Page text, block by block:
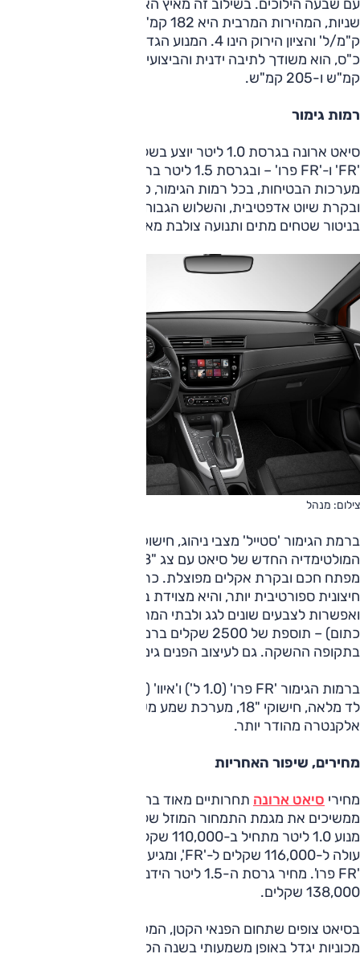
קמ"ש ו-205 קמ"ש.
רמות גימור
סיאט ארונה בגרסת 1.0 ליטר יוצע בשלוש רמות גימור – 'סטייל',
'FR' ו-'FR פרו' – ובגרסת 1.5 ליטר ברמת גימור אחת: 'איוו'.
מערכות הבטיחות, בכל רמות הגימור, כוללות בלימה אוטונומית
ובקרת שיוט אדפטיבית, והשלוש הגבוהות יותר מצוידות גם
בניטור שטחים מתים ותנועה צולבת מאחור.
צילום: מנהל
ואפשרות לצבעים שונים לגג ולבתי המראות (שחור, אפור או
כתום) – תוספת של 2500 שקלים ברמת הגימור 'סטייל'; חינם
בתקופה ההשקה. גם לעיצוב הפנים גימור אופנתי/ספורטיבי יותר.
לד מלאה, חישוקי "18, מערכת שמע משופרת של ביטס וריפוד
אלקנטרה מהודר יותר.
מחירים, שיפור האחריות
מחירי סיאט ארונה תחרותיים מאוד בהשוואה לרכבי פנאי קטנים,
ממשיכים את מגמת התמחור המוזל של המותג. מחיר הארונה
מנוע 1.0 ליטר מתחיל ב-110,000 שקלים לרמת הגימור 'סטייל',
'FR פרו'. מחיר גרסת ה-1.5 ליטר הידנית ברמת הגימור 'איוו' הוא
138,000 שקלים.
מכוניות יגדל באופן משמעותי בשנה הקרובה – הן בגלל